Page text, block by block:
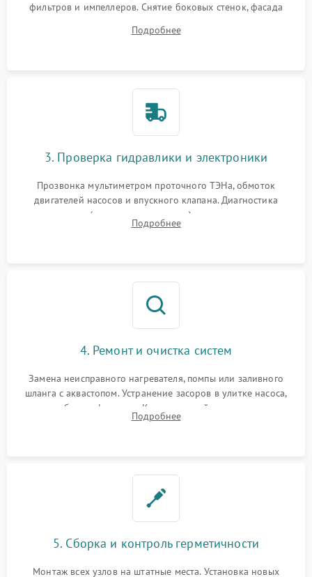
фильтров и импеллеров. Снятие боковых стенок, фасада
циркуляционному насосу, ТЭНу и сливной помпе.
Подробнее
3. Проверка гидравлики и электроники
Прозвонка мультиметром проточного ТЭНа, обмоток
двигателей насосов и впускного клапана. Диагностика
прессостата (датчика уровня воды), датчика мутности,
концевика дверцы и электронного модуля управления.
Подробнее
4. Ремонт и очистка систем
Замена неисправного нагревателя, помпы или заливного
шланга с аквастопом. Устранение засоров в улитке насоса,
патрубках и фильтрах. Компонентный ремонт платы
управления, восстановление поврежденной проводки.
Подробнее
5. Сборка и контроль герметичности
Монтаж всех узлов на штатные места. Установка новых